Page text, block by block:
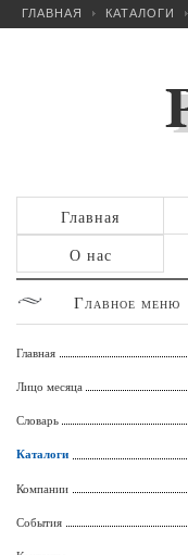
ГЛАВНАЯ КАТАЛОГИ
Главная
О нас
Главное меню
Главная
Лицо месяца
Словарь
Каталоги
Компании
События